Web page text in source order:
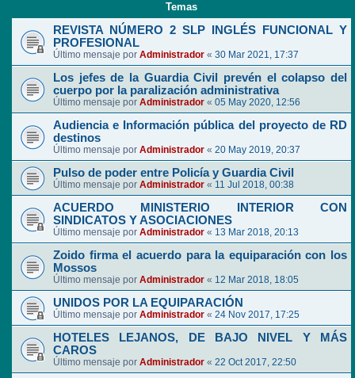
Temas
REVISTA NÚMERO 2 SLP INGLÉS FUNCIONAL Y
PROFESIONAL
Último mensaje por Administrador « 30 Mar 2021, 17:37
Los jefes de la Guardia Civil prevén el colapso del
cuerpo por la paralización administrativa
Último mensaje por Administrador « 05 May 2020, 12:56
Audiencia e Información pública del proyecto de RD
destinos
Último mensaje por Administrador « 20 May 2019, 20:37
Pulso de poder entre Policía y Guardia Civil
Último mensaje por Administrador « 11 Jul 2018, 00:38
ACUERDO MINISTERIO INTERIOR CON
SINDICATOS Y ASOCIACIONES
Último mensaje por Administrador « 13 Mar 2018, 20:13
Zoido firma el acuerdo para la equiparación con los
Mossos
Último mensaje por Administrador « 12 Mar 2018, 18:05
UNIDOS POR LA EQUIPARACIÓN
Último mensaje por Administrador « 24 Nov 2017, 17:25
HOTELES LEJANOS, DE BAJO NIVEL Y MÁS
CAROS
Último mensaje por Administrador « 22 Oct 2017, 22:50